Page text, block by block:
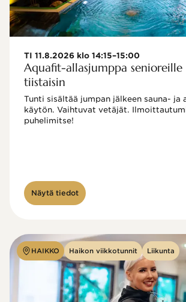
TI 11.8.2026 klo 14:15–15:00
Aquafit-allasjumppa senioreille
tiistaisin
Tunti sisältää jumpan jälkeen sauna- ja
käytön. Vaihtuvat vetäjät.
puhelimitse!
Näytä tiedot
HAIKKO Haikon viikkotunnit Liikunta